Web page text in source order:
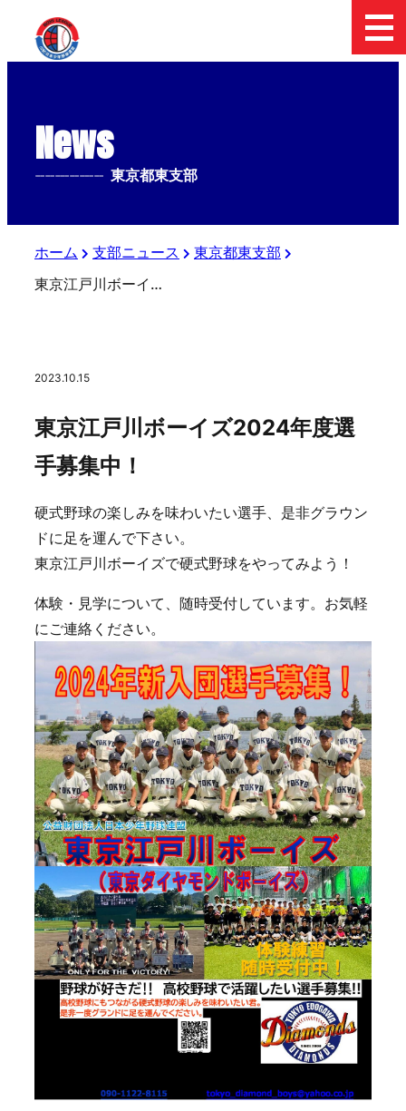
News
-------------- 東京都東支部
ホーム 支部ニュース
東京都東支部
東京江戸川ボーイズ2024年度選手募集中！
2023.10.15
東京江戸川ボーイズ2024年度選
手募集中！
硬式野球の楽しみを味わいたい選手、是非グラウン
ドに足を運んで下さい。
東京江戸川ボーイズで硬式野球をやってみよう！
体験・見学について、随時受付しています。お気軽
にご連絡ください。